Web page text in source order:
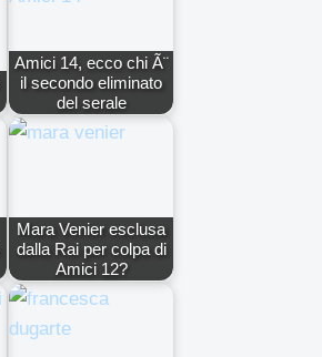
Amici 14, ecco chi Ã¨
il secondo eliminato
del serale
Mara Venier esclusa
dalla Rai per colpa di
Amici 12?